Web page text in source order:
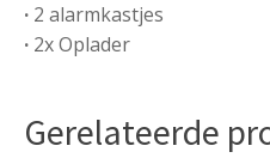
· 2 alarmkastjes
· 2x Oplader
Gerelateerde